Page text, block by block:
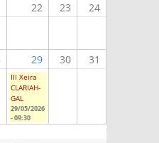
22 23 24
29 30 31
III Xeira
CLARIAH-
GAL
29/05/2026
- 09:30